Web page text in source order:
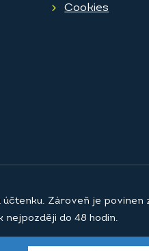
Cookies
Zároveň je povinen
do 48 hodin.